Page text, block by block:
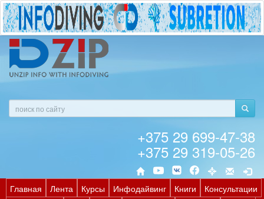
+375 29 699-47-38
+375 29 319-05-26
Главная Лента Курсы Инфодайвинг Книги
Консультации